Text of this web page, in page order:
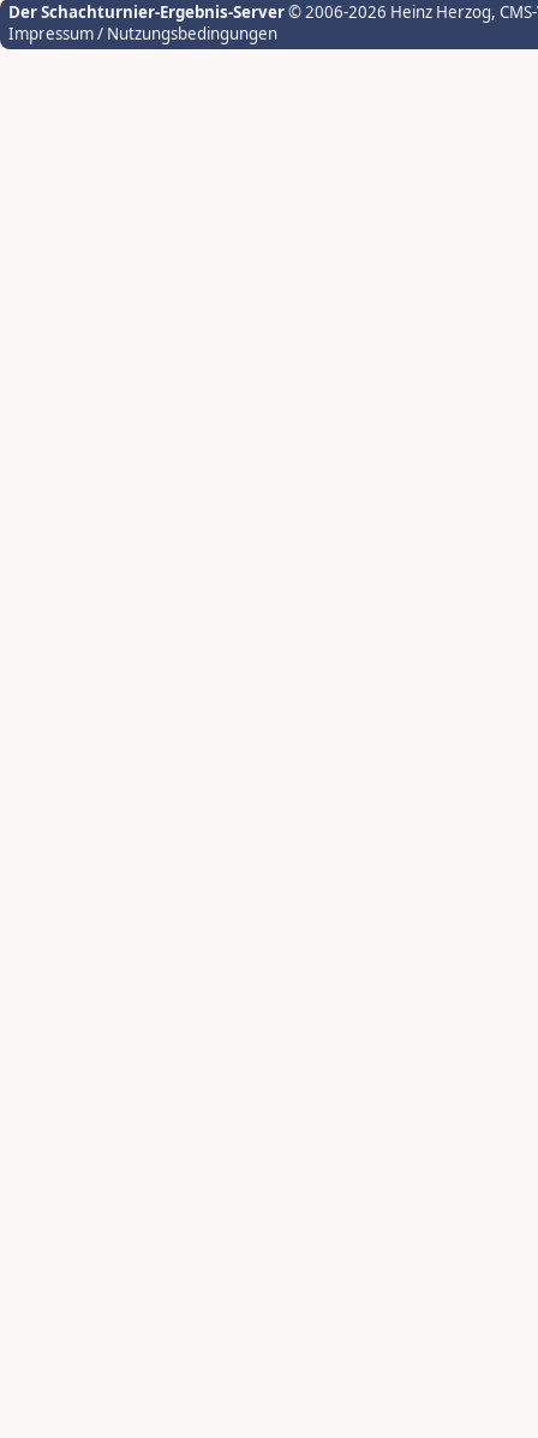
Der Schachturnier-Ergebnis-Server© 2006-2026 Heinz Herzog,
Impressum / Nutzungsbedingungen